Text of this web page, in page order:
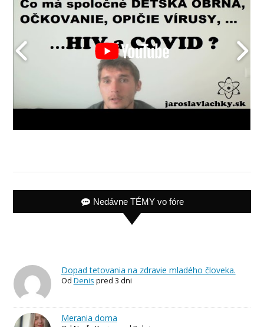
Nedávne TÉMY vo fóre
Dopad tetovania na zdravie mladého človeka.
Od Denis pred 3 dni
Merania doma